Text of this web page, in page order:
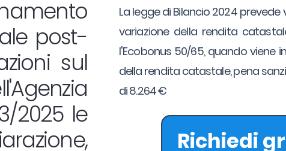
post-
sul
2025 le
La legge di Bilancio 2024
variazione della rendita
l'Ecobonus 50/65, quando viene
della rendita catastale, pena
di 8.264 €
Richiedi